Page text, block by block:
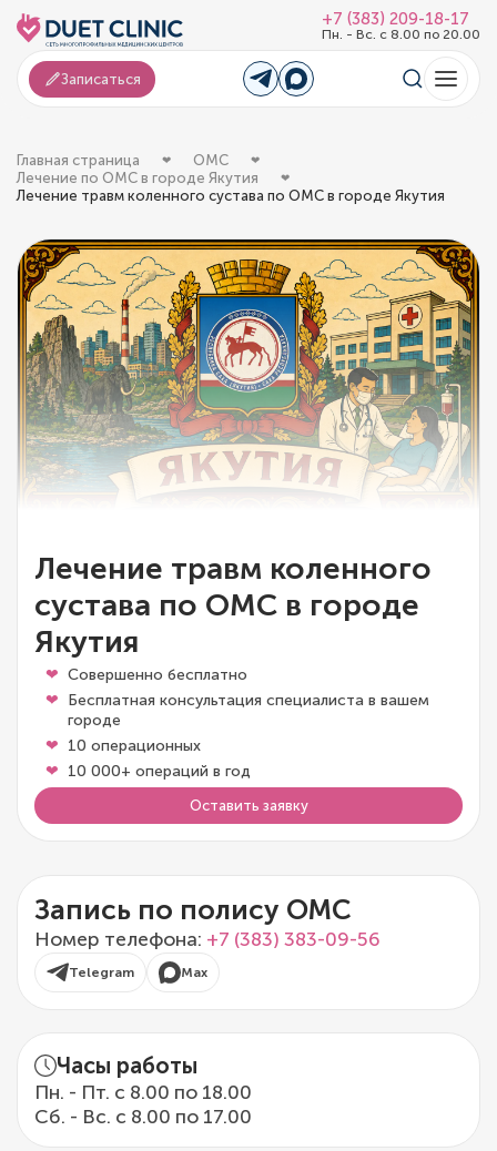
+7 (383) 209-18-17
Пн. - Вс. с 8.00 по 20.00
Записаться
Главная страница
ОМС
Лечение по ОМС в городе Якутия
Лечение травм коленного сустава по ОМС в городе Якутия
Лечение травм коленного
сустава по ОМС в городе
Якутия
Совершенно бесплатно
Бесплатная консультация специалиста в вашем
городе
10 операционных
10 000+ операций в год
Оставить заявку
Запись по полису ОМС
Номер телефона: +7 (383) 383-09-56
Telegram Max
Часы работы
Пн. - Пт. с 8.00 по 18.00
Сб. - Вс. с 8.00 по 17.00